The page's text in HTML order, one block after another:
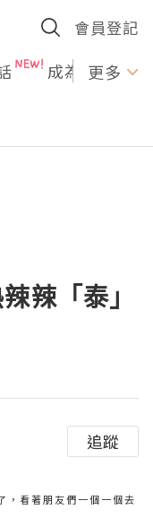
會員登記
成為U更多
辣「泰」
追蹤
，看著朋友們一個一個去